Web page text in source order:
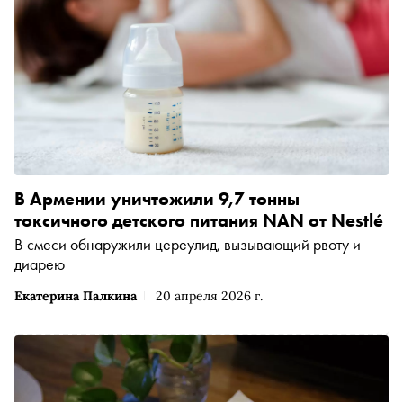
Екатерина Палкина 20 апреля 2026 г.
В Армении уничтожили 9,7 тонны
токсичного детского питания NAN от Nestlé
В смеси обнаружили цереулид, вызывающий рвоту и
диарею